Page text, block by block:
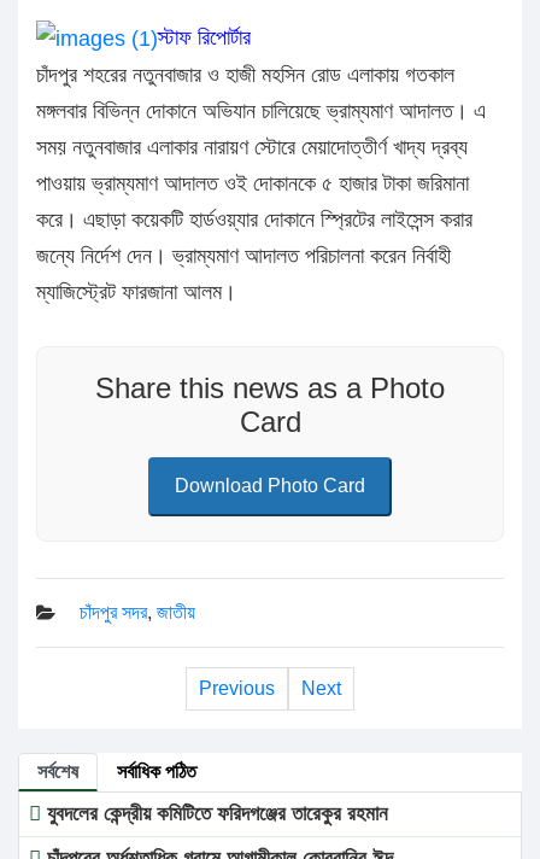
স্টাফ রিপোর্টার
চাঁদপুর শহরের নতুনবাজার ও হাজী মহসিন রোড এলাকায় গতকাল
মঙ্গলবার বিভিন্ন দোকানে অভিযান চালিয়েছে ভ্রাম্যমাণ আদালত। এ
সময় নতুনবাজার এলাকার নারায়ণ স্টোরে মেয়াদোত্তীর্ণ খাদ্য দ্রব্য
পাওয়ায় ভ্রাম্যমাণ আদালত ওই দোকানকে ৫ হাজার টাকা জরিমানা
করে। এছাড়া কয়েকটি হার্ডওয়্যার দোকানে স্প্রিটের লাইসেন্স করার
জন্যে নির্দেশ দেন। ভ্রাম্যমাণ আদালত পরিচালনা করেন নির্বাহী
ম্যাজিস্ট্রেট ফারজানা আলম।
Share this news as a Photo
Card
Download Photo Card
চাঁদপুর সদর, জাতীয়
Previous Next
সর্বশেষ সর্বাধিক পঠিত
যুবদলের কেন্দ্রীয় কমিটিতে ফরিদগঞ্জের তারেকুর রহমান